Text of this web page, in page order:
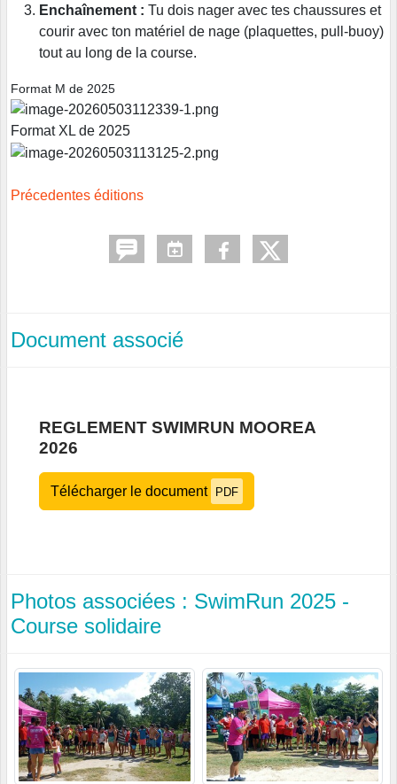
Enchaînement : Tu dois nager avec tes chaussures et
courir avec ton matériel de nage (plaquettes, pull-buoy)
tout au long de la course.
Format M de 2025
Format XL de 2025
Précedentes éditions
Document associé
REGLEMENT SWIMRUN MOOREA
2026
Télécharger le document PDF
Photos associées : SwimRun 2025 -
Course solidaire